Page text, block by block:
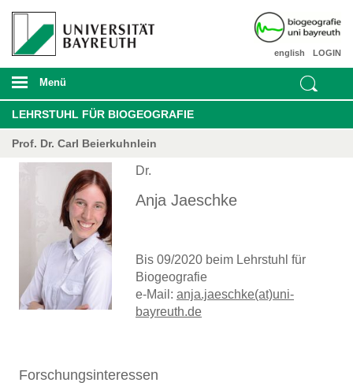
LOGIN
english
Menü
LEHRSTUHL FÜR BIOGEOGRAFIE
Prof. Dr. Carl Beierkuhnlein
Dr.
Anja Jaeschke
Bis 09/2020 beim Lehrstuhl für
Biogeografie
e-Mail: anja.jaeschke(at)uni-
bayreuth.de
Forschungsinteressen